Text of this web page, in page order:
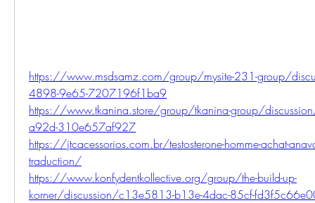
https://www.msdsamz.com/group/mysite-231-group/
4898-9e65-7207196f1ba9
https://www.tkanina.store/group/tkanina-group/
a92d-310e657af927
https://jtcacessorios.com.br/testosterone-homme-achat-
traduction/
https://www.konfydentkollective.org/group/the-build-up-
korner/discussion/c13e5813-b13e-4dac-85cf-